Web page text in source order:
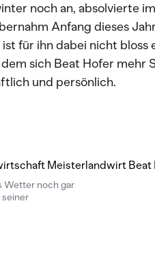
noch an, absolvierte
Anfang dieses
für ihn dabei nicht bloss
sich Beat Hofer
und persönlich.
Wetter noch gar
seiner